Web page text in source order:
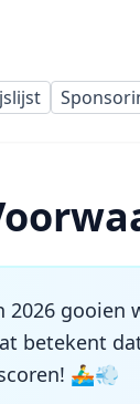
gooien
betekent
🚣‍♂️💨